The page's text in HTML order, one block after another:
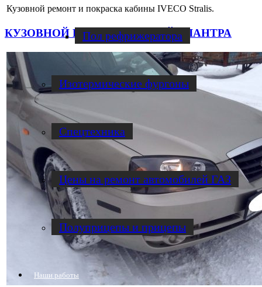
Пол рефрижератора
Изотермические фургоны
Спецтехника
Цены на ремонт автомобилей ГАЗ
Полуприцепы и прицепы
Наши работы
Кузовной ремонт и покраска кабины IVECO Stralis.
КУЗОВНОЙ РЕМОНТ ХЕНДАЙ ЭЛАНТРА